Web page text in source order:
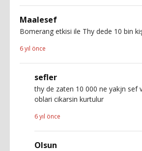
Maalesef
Bomerang etkisi ile Thy dede 10 bin
6 yıl önce
sefler
thy de zaten 10 000 ne yakjn sef
oblari cikarsin kurtulur
6 yıl önce
Olsun